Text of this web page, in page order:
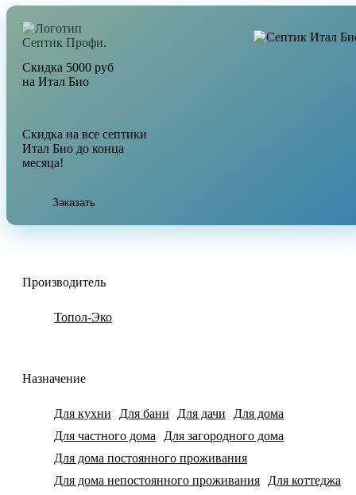
Скидка 5000 руб
на Итал Био
Скидка на все септики
Итал Био до конца
месяца!
Заказать
Производитель
Топол-Эко
Назначение
Для кухни Для бани Для дачи
Для дома
Для частного дома
Для загородного дома
Для дома постоянного проживания
Для дома непостоянного проживания
Для коттеджа